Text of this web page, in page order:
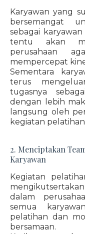
Karyawan yang
bersemangat
sebagai
tentu akan
perusahaan
mempercepat
Sementara
terus
tugasnya
dengan lebih
langsung oleh
kegiatan
2. Menciptakan
Karyawan
Kegiatan
dalam
semua
pelatihan dan
bersamaan.